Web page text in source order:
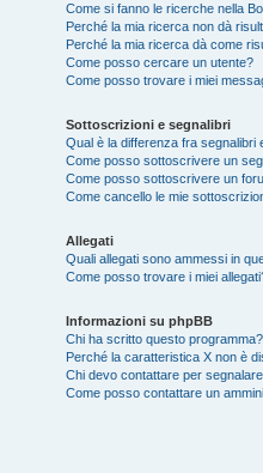
Come si fanno le ricerche nella
Perché la mia ricerca non dà
Perché la mia ricerca dà come
Come posso cercare un utente?
Come posso trovare i miei
Sottoscrizioni e segnalibri
Qual è la differenza fra segnalibri
Come posso sottoscrivere un
Come posso sottoscrivere un
Come cancello le mie
Allegati
Quali allegati sono ammessi in
Come posso trovare i miei
Informazioni su phpBB
Chi ha scritto questo programma?
Perché la caratteristica X non è
Chi devo contattare per
Come posso contattare un